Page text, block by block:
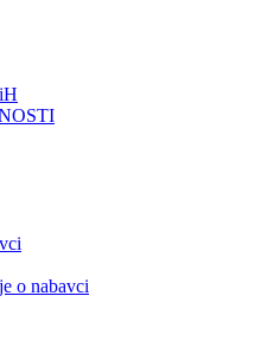
o nabavci